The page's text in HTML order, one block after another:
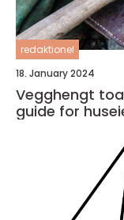
redaktionel
18. January 2024
Vegghengt
guide for